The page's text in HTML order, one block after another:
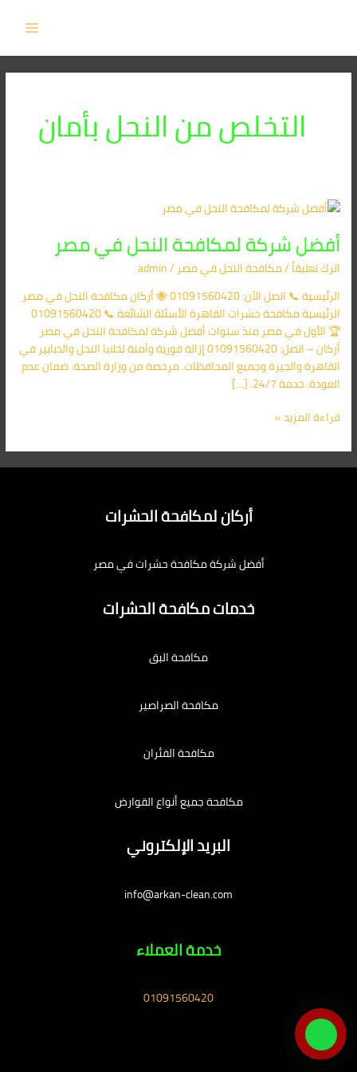
التخلص من النحل بأمان
أفضل شركة لمكافحة النحل في مصر
اترك تعليقاً/مكافحة النحل في مصر/
admin
الرئيسية 📞 اتصل الآن: 01091560420 🐝 أركان مكافحة النحل في مصر
الرئيسية مكافحة حشرات القاهرة الأسئلة الشائعة 📞 01091560420
🏆 الأول في مصر منذ سنوات أفضل شركة لمكافحة النحل في مصر
أركان – اتصل: 01091560420 إزالة فورية وآمنة لخلايا النحل والدبابير في
القاهرة والجيزة وجميع المحافظات. مرخصة من وزارة الصحة. ضمان عدم
العودة. خدمة 24/7. […]
أفضل
لمكافحة
النحل
في
مصر
قراءة المزيد »
أركان لمكافحة الحشرات
أفضل شركة مكافحة حشرات في مصر
خدمات مكافحة الحشرات
مكافحة البق
مكافحة الصراصير
مكافحة الفئران
مكافحة جميع أنواع القوارض
البريد الإلكتروني
info@arkan-clean.com
خدمة العملاء
01091560420